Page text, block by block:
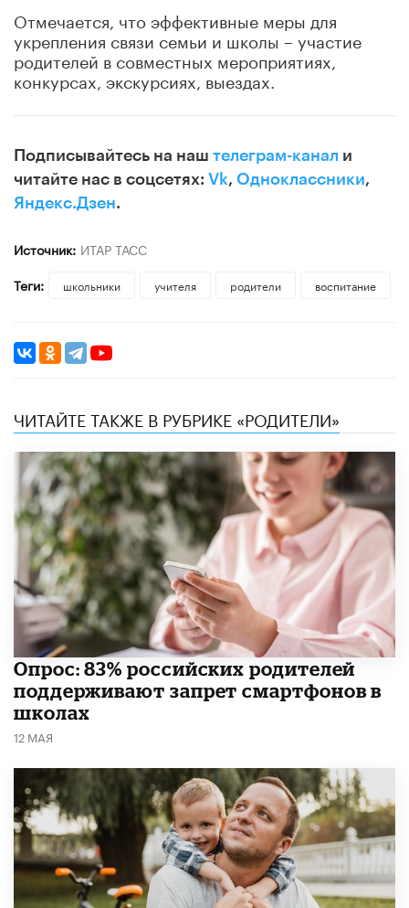
Отмечается, что эффективные меры для
укрепления связи семьи и школы – участие
родителей в совместных мероприятиях,
конкурсах, экскурсиях, выездах.
Подписывайтесь на наш телеграм-канал и
читайте нас в соцсетях: Vk, Одноклассники,
Яндекс.Дзен.
Источник: ИТАР ТАСС
Теги:
школьники учителя родители воспитание
ЧИТАЙТЕ ТАКЖЕ В РУБРИКЕ «РОДИТЕЛИ»
Опрос: 83% российских родителей
поддерживают запрет смартфонов в
школах
12 МАЯ